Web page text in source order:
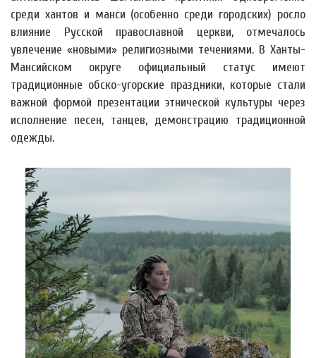
среди хантов и манси (особенно среди городских) росло
влияние Русской православной церкви, отмечалось
увлечение «новыми» религиозными течениями. В Ханты-
Мансийском округе официальный статус имеют
традиционные обско-угорские праздники, которые стали
важной формой презентации этнической культуры через
исполнение песен, танцев, демонстрацию традиционной
одежды.